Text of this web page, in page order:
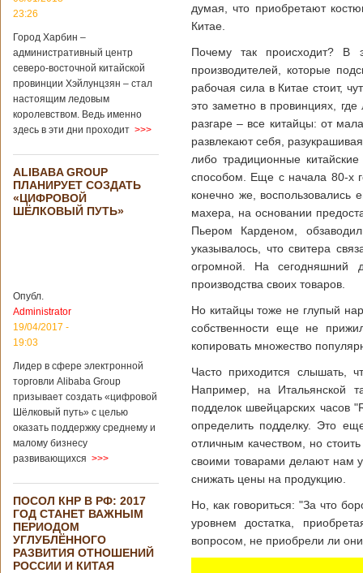
становится
крупным
торговым
партнером
Германии
Как
свидетельствуют
данные, которые
Федеральным
статистическим
ведомством
Германии, в 2018
уже третий год
подряд. Объем
торговли между
Германией и
199,3 миллиарда
евро. Как
свидетельствуют
опубликованные
году размер
импорта из Китая
Подробнее...
21/02/2019 - 22:30
Китай и Россия
собираются
разрабатывать
тяжелый
вертолет
23:26
Город Харбин –
административный центр
северо-восточной китайской
провинции Хэйлунцзян – стал
настоящим ледовым
королевством. Ведь именно
здесь в эти дни проходит >>>
ALIBABA GROUP
ПЛАНИРУЕТ СОЗДАТЬ
«ЦИФРОВОЙ
ШЁЛКОВЫЙ ПУТЬ»
Опубл.
Administrator
19/04/2017 -
19:03
Лидер в сфере электронной
торговли Alibaba Group
призывает создать «цифровой
Шёлковый путь» с целью
оказать поддержку среднему и
малому бизнесу
развивающихся >>>
ПОСОЛ КНР В РФ: 2017
ГОД СТАНЕТ ВАЖНЫМ
ПЕРИОДОМ
УГЛУБЛЁННОГО
РАЗВИТИЯ ОТНОШЕНИЙ
РОССИИ И КИТАЯ
думая, что приобретают
Китае.
Почему так происходит? В
производителей, которые
рабочая сила в Китае стоит,
это заметно в провинциях,
разгаре – все китайцы: от
развлекают себя,
либо традиционные
способом. Еще с начала 80-х
конечно же, воспользовались
махера, на основании
Пьером Карденом,
указывалось, что свитера
огромной. На сегодняшний
производства своих товаров.
Но китайцы тоже не глупый
собственности еще не
копировать множество
Часто приходится слышать,
Например, на Итальянской
подделок швейцарских часов
определить подделку. Это
отличным качеством, но
своими товарами делают нам
снижать цены на продукцию.
Но, как говориться: "За что
уровнем достатка,
вопросом, не приобрели ли